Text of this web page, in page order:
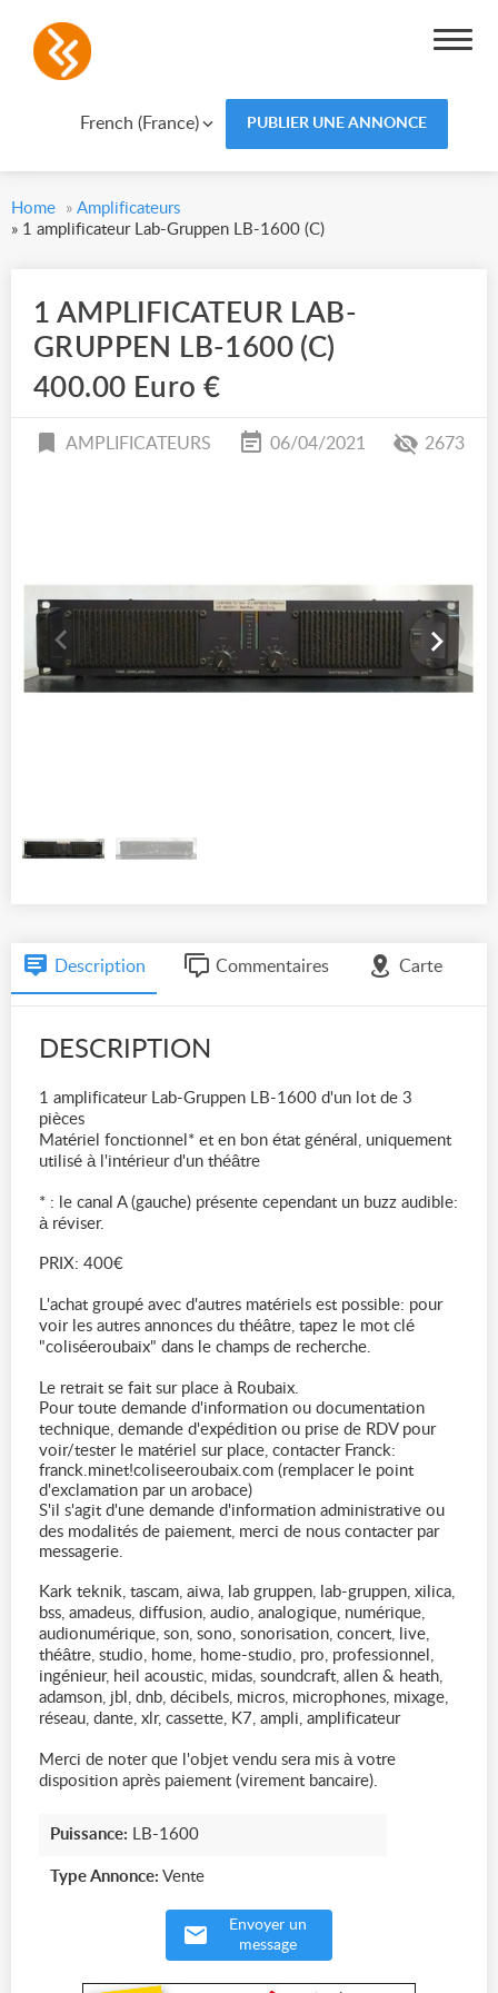
French (France) PUBLIER UNE ANNONCE
Home » Amplificateurs
» 1 amplificateur Lab-Gruppen LB-1600 (C)
1 AMPLIFICATEUR LAB-
GRUPPEN LB-1600 (C)
400.00 Euro €
AMPLIFICATEURS 06/04/2021 2673
Description Commentaires Carte
DESCRIPTION
1 amplificateur Lab-Gruppen LB-1600 d'un lot de 3
pièces
Matériel fonctionnel* et en bon état général, uniquement
utilisé à l'intérieur d'un théâtre
* : le canal A (gauche) présente cependant un buzz audible:
à réviser.
PRIX: 400€
L'achat groupé avec d'autres matériels est possible: pour
voir les autres annonces du théâtre, tapez le mot clé
"coliséeroubaix" dans le champs de recherche.
Le retrait se fait sur place à Roubaix.
Pour toute demande d'information ou documentation
technique, demande d'expédition ou prise de RDV pour
voir/tester le matériel sur place, contacter Franck:
franck.minet!coliseeroubaix.com (remplacer le point
d'exclamation par un arobace)
S'il s'agit d'une demande d'information administrative ou
des modalités de paiement, merci de nous contacter par
messagerie.
Kark teknik, tascam, aiwa, lab gruppen, lab-gruppen, xilica,
bss, amadeus, diffusion, audio, analogique, numérique,
audionumérique, son, sono, sonorisation, concert, live,
théâtre, studio, home, home-studio, pro, professionnel,
ingénieur, heil acoustic, midas, soundcraft, allen & heath,
adamson, jbl, dnb, décibels, micros, microphones, mixage,
réseau, dante, xlr, cassette, K7, ampli, amplificateur
Merci de noter que l'objet vendu sera mis à votre
disposition après paiement (virement bancaire).
Puissance: LB-1600
Type Annonce: Vente
Envoyer un
message